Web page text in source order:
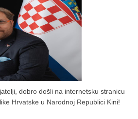
dobro došli na internetsku stranicu
Hrvatske u Narodnoj Republici Kini!